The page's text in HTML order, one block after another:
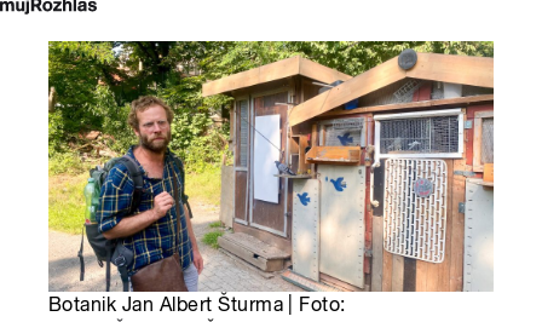
Botanik Jan Albert Šturma | Foto: